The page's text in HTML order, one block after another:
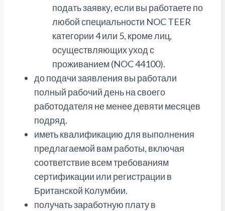
подать заявку, если вы работаете по
любой специальности NOC TEER
категории 4 или 5, кроме лиц,
осуществляющих уход с
проживанием (NOC 44100).
до подачи заявления вы работали
полный рабочий день на своего
работодателя не менее девяти месяцев
подряд.
иметь квалификацию для выполнения
предлагаемой вам работы, включая
соответствие всем требованиям
сертификации или регистрации в
Британской Колумбии.
получать заработную плату в